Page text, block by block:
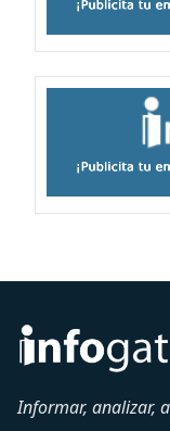
Informar, analizar,